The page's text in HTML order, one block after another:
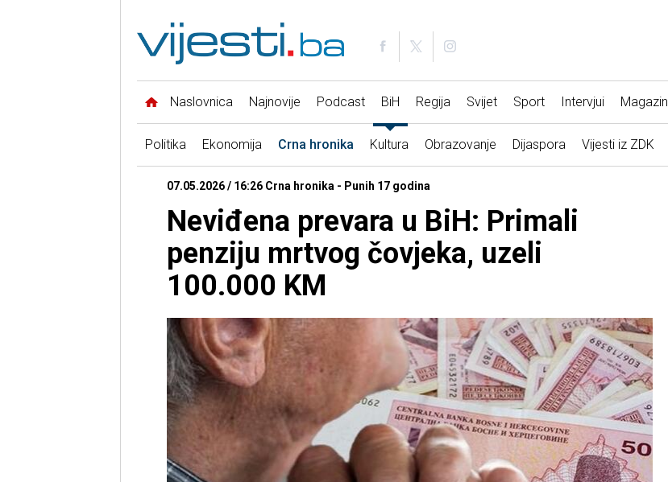
Naslovnica Najnovije Podcast BiH Regija Svijet Sport Intervjui Magazin
Politika Ekonomija Crna hronika Kultura Obrazovanje Dijaspora Vijesti iz ZDK
07.05.2026 / 16:26 Crna hronika - Punih 17 godina
Neviđena prevara u BiH: Primali
penziju mrtvog čovjeka, uzeli
100.000 KM